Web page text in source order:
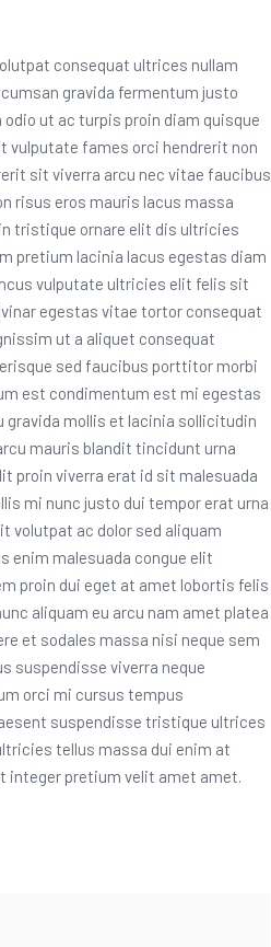
consequat ultrices nullam
gravida fermentum justo
ut ac turpis proin diam quisque
vulputate fames orci hendrerit non
sit viverra arcu nec vitae faucibus
risus eros mauris lacus massa
tristique ornare elit dis ultricies
pretium lacinia lacus egestas diam
vulputate ultricies elit felis sit
egestas vitae tortor consequat
ut a aliquet consequat
sed faucibus porttitor morbi
est condimentum est mi egestas
gravida mollis et lacinia sollicitudin
mauris blandit tincidunt urna
proin viverra erat id sit malesuada
mi nunc justo dui tempor erat urna
volutpat ac dolor sed aliquam
enim malesuada congue elit
proin dui eget at amet lobortis felis
aliquam eu arcu nam amet platea
et sodales massa nisi neque sem
suspendisse viverra neque
orci mi cursus tempus
suspendisse tristique ultrices
tellus massa dui enim at
integer pretium velit amet amet.